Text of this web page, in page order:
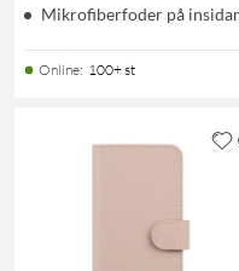
Mikrofiberfoder på
Online: 100+ st